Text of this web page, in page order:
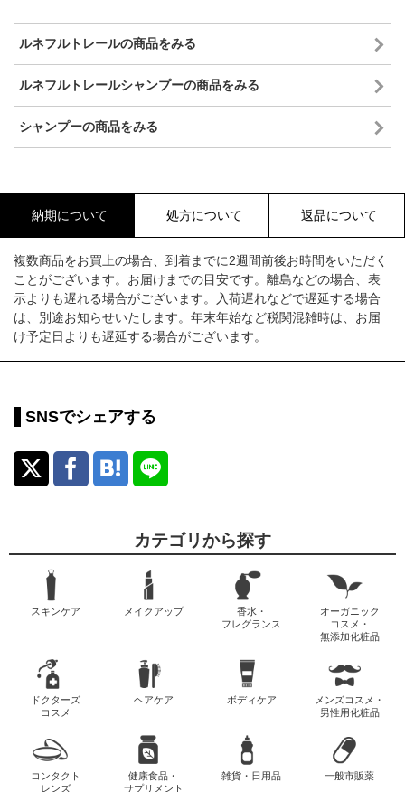
ルネフルトレールの商品をみる
ルネフルトレールシャンプーの商品をみる
シャンプーの商品をみる
納期について 処方について 返品について
複数商品をお買上の場合、到着までに2週間前後お時間をいただく
ことがございます。お届けまでの目安です。離島などの場合、表
示よりも遅れる場合がございます。入荷遅れなどで遅延する場合
は、別途お知らせいたします。年末年始など税関混雑時は、お届
け予定日よりも遅延する場合がございます。
SNSでシェアする
カテゴリから探す
スキンケア メイクアップ
香水・
フレグランス
オーガニック
コスメ・
無添加化粧品
ドクターズ
コスメ
ヘアケア ボディケア
メンズコスメ・
男性用化粧品
コンタクト
レンズ
健康食品・
サプリメント
雑貨・日用品 一般市販薬